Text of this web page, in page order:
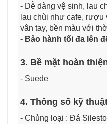
- Dễ dàng vệ sinh, lau
lau chùi như cafe, rượu
vân tay, bền màu với
- Bảo hành tối đa lên
3. Bề mặt hoàn
- Suede
4. Thông số kỹ
- Chủng loại : Đá